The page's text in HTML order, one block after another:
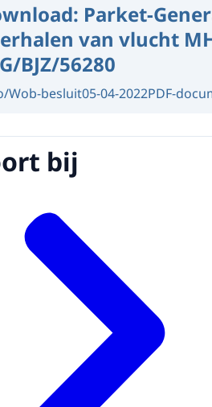
Parket-
van vlucht
BJZ/56280
Wob-besluit05-04-2022PDF-
bij